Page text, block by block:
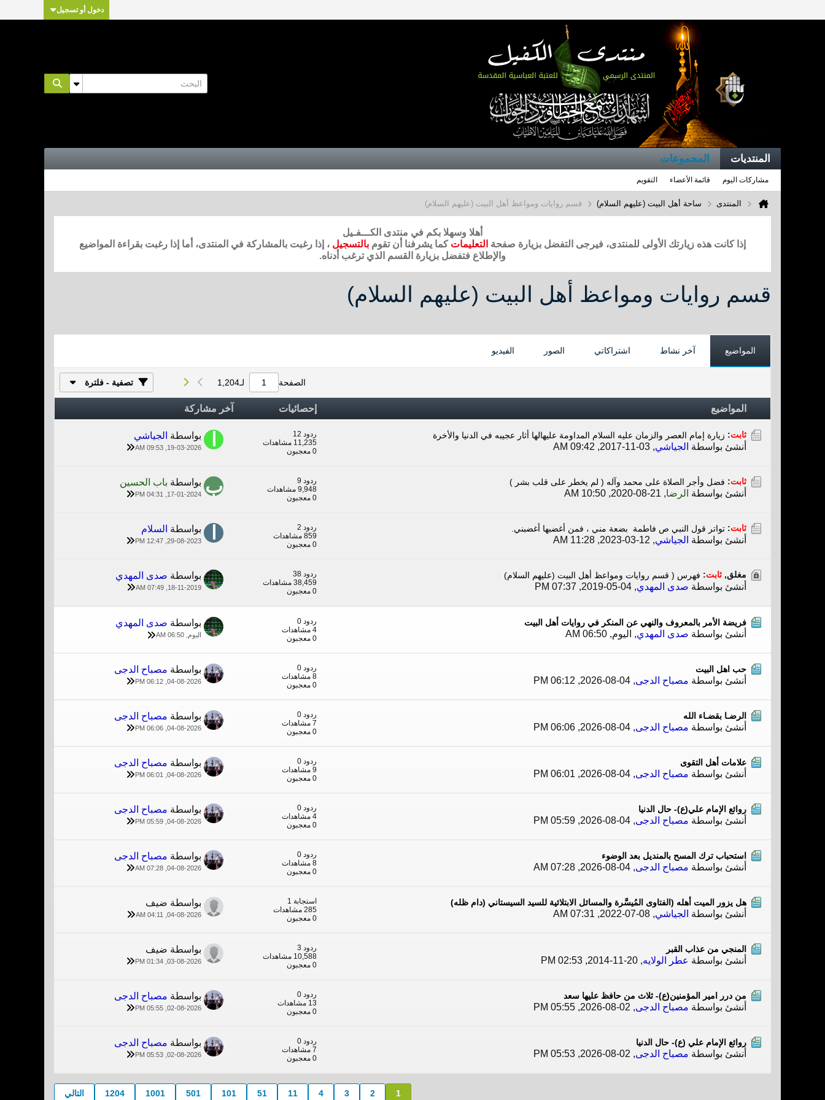
دخول أو تسجيل
المنتديات المجموعات
مشاركات اليوم قائمة الأعضاء التقويم
المنتدى ساحة أهل البيت (عليهم السلام) قسم روايات ومواعظ أهل البيت (عليهم السلام)
أهلا وسهلا بكم في منتدى الكـــفـيل
إذا كانت هذه زيارتك الأولى للمنتدى، فيرجى التفضل بزيارة صفحة التعليمات كما يشرفنا أن تقوم بالتسجيل ، إذا رغبت بالمشاركة في المنتدى، أما إذا رغبت بقراءة المواضيع
والإطلاع فتفضل بزيارة القسم الذي ترغب أدناه.
قسم روايات ومواعظ أهل البيت (عليهم السلام)
المواضيع آخر نشاط اشتراكاتي الصور الفيديو
الصفحة لـ1,204 تصفية - فلترة
المواضيع إحصائيات آخر مشاركة
ثابت: زيارة إمام العصر والزمان عليه السلام المداومة عليهالها أثار عجيبه في الدنيا والأخرة
أنشئ بواسطة الجياشي,
03-11-2017, 09:42 AM
ردود 12
11,235 مشاهدات
0 معجبون
بواسطة الجياشي
19-03-2026, 09:53 AM
ثابت: فضل وأجر الصلاة على محمد وآله ( لم يخطر على قلب بشر )
أنشئ بواسطة الرضا,
21-08-2020, 10:50 AM
ردود 9
9,948 مشاهدات
0 معجبون
بواسطة باب الحسين
17-01-2024, 04:31 PM
ثابت: تواتر قول النبي ص ‏‏فاطمة ‏ ‏بضعة مني ، فمن أغضبها أغضبني.
أنشئ بواسطة الجياشي,
12-03-2023, 11:28 AM
ردود 2
859 مشاهدات
0 معجبون
بواسطة السلام
29-08-2023, 12:47 PM
مغلق, ثابت: فهرس ( قسم روايات ومواعظ أهل البيت (عليهم السلام)
أنشئ بواسطة صدى المهدي,
04-05-2019, 07:37 PM
ردود 38
38,459 مشاهدات
0 معجبون
بواسطة صدى المهدي
18-11-2019, 07:49 AM
فريضة الأمر بالمعروف والنهي عن المنكر في روايات أهل البيت
أنشئ بواسطة صدى المهدي, اليوم, 06:50 AM
ردود 0
4 مشاهدات
0 معجبون
بواسطة صدى المهدي
اليوم, 06:50 AM
حب اهل البيت
أنشئ بواسطة مصباح الدجى,
04-08-2026, 06:12 PM
ردود 0
8 مشاهدات
0 معجبون
بواسطة مصباح الدجى
04-08-2026, 06:12 PM
الرضـا بقضـاء الله
أنشئ بواسطة مصباح الدجى,
04-08-2026, 06:06 PM
ردود 0
7 مشاهدات
0 معجبون
بواسطة مصباح الدجى
04-08-2026, 06:06 PM
علامات أهل التقوى
أنشئ بواسطة مصباح الدجى,
04-08-2026, 06:01 PM
ردود 0
9 مشاهدات
0 معجبون
بواسطة مصباح الدجى
04-08-2026, 06:01 PM
روائع الإمام علي(ع)- حال الدنيا
أنشئ بواسطة مصباح الدجى,
04-08-2026, 05:59 PM
ردود 0
4 مشاهدات
0 معجبون
بواسطة مصباح الدجى
04-08-2026, 05:59 PM
استحباب ترك المسح بالمنديل بعد الوضوء
أنشئ بواسطة مصباح الدجى,
04-08-2026, 07:28 AM
ردود 0
8 مشاهدات
0 معجبون
بواسطة مصباح الدجى
04-08-2026, 07:28 AM
هل يزور الميت أهله (الفتاوى المُيسَّرة والمسائل الابتلائية للسيد السيستاني (دام ظله)
أنشئ بواسطة الجياشي,
08-07-2022, 07:31 AM
استجابة 1
285 مشاهدات
0 معجبون
بواسطة ضيف
04-08-2026, 04:11 AM
المنجي من عذاب القبر
أنشئ بواسطة عطر الولايه,
20-11-2014, 02:53 PM
ردود 3
10,588 مشاهدات
0 معجبون
بواسطة ضيف
03-08-2026, 01:34 PM
من درر امير المؤمنين(ع)- ثلاث من حافظ عليها سعد
أنشئ بواسطة مصباح الدجى,
02-08-2026, 05:55 PM
ردود 0
13 مشاهدات
0 معجبون
بواسطة مصباح الدجى
02-08-2026, 05:55 PM
روائع الإمام علي (ع)- حال الدنيا
أنشئ بواسطة مصباح الدجى,
02-08-2026, 05:53 PM
ردود 0
7 مشاهدات
0 معجبون
بواسطة مصباح الدجى
02-08-2026, 05:53 PM
1
2
3
4
11
51
101
501
1001
1204 التالي